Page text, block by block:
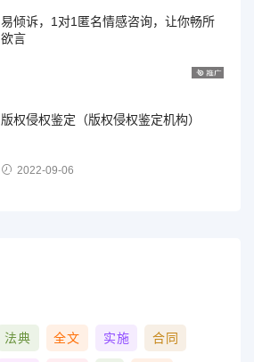
易倾诉，1对1匿名情感咨询，让你畅所
欲言
版权侵权鉴定（版权侵权鉴定机构）
2022-09-06
法典 全文 实施 合同